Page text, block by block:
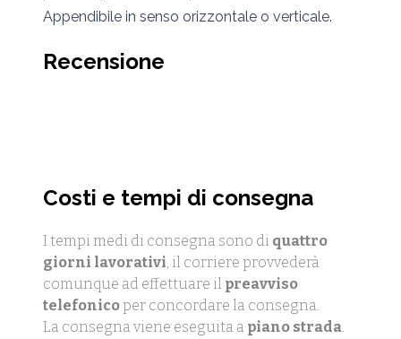
Appendibile in senso orizzontale o verticale.
Recensione
Costi e tempi di consegna
I tempi medi di consegna sono di quattro
giorni lavorativi, il corriere provvederà
comunque ad effettuare il preavviso
telefonicoper concordare la consegna.
La consegna viene eseguita a piano strada.